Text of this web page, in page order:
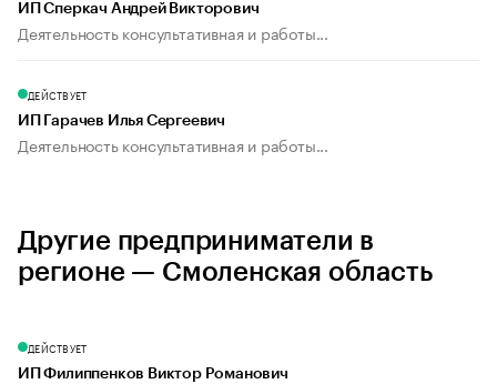
ИП Сперкач Андрей Викторович
Деятельность консультативная и работы...
ДЕЙСТВУЕТ
ИП Гарачев Илья Сергеевич
Деятельность консультативная и работы...
Другие предприниматели в
регионе — Смоленская область
ДЕЙСТВУЕТ
ИП Филиппенков Виктор Романович